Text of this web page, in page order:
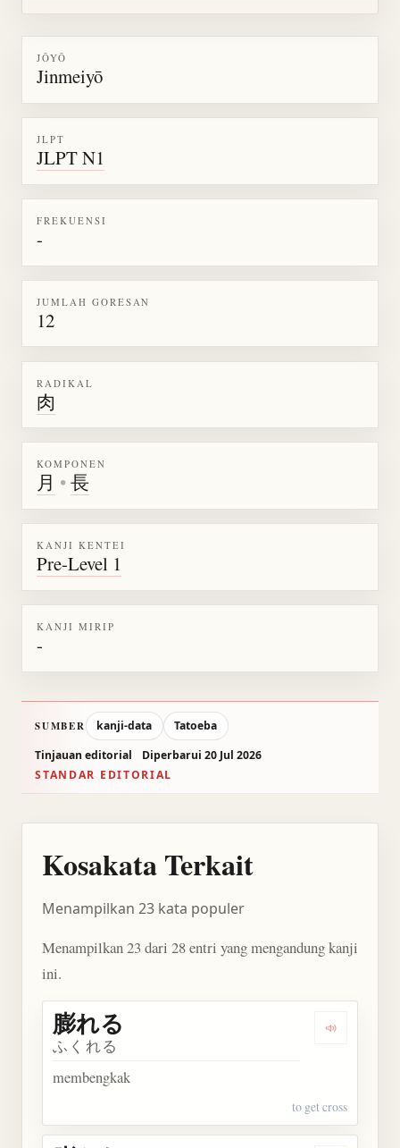
JŌYŌ
Jinmeiyō
JLPT
JLPT N1
FREKUENSI
-
JUMLAH GORESAN
12
RADIKAL
肉
KOMPONEN
月 •長
KANJI KENTEI
Pre-Level 1
KANJI MIRIP
-
SUMBER kanji-data
Tatoeba
Tinjauan editorial
Diperbarui 20 Jul 2026
STANDAR EDITORIAL
Kosakata Terkait
Menampilkan 23 kata populer
Menampilkan 23 dari 28 entri yang mengandung kanji
ini.
Dengarkan
膨れる
ふくれる
membengkak
to get cross